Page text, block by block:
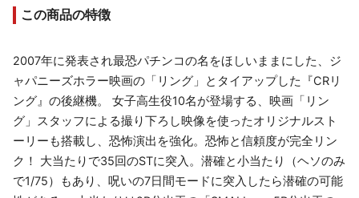
この商品の特徴
2007年に発表され最恐パチンコの名をほしいままにした、ジ
ャパニーズホラー映画の「リング」とタイアップした『CRリ
ング』の後継機。 女子高生役10名が登場する、映画「リン
グ」スタッフによる撮り下ろし映像を使ったオリジナルスト
ーリーも搭載し、恐怖演出を強化。恐怖と信頼度が完全リン
ク！ 大当たりで35回のSTに突入。潜確と小当たり（ヘソのみ
で1/75）もあり、呪いの7日間モードに突入したら潜確の可能